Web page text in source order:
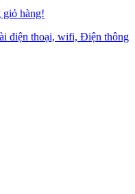
giỏ hàng!